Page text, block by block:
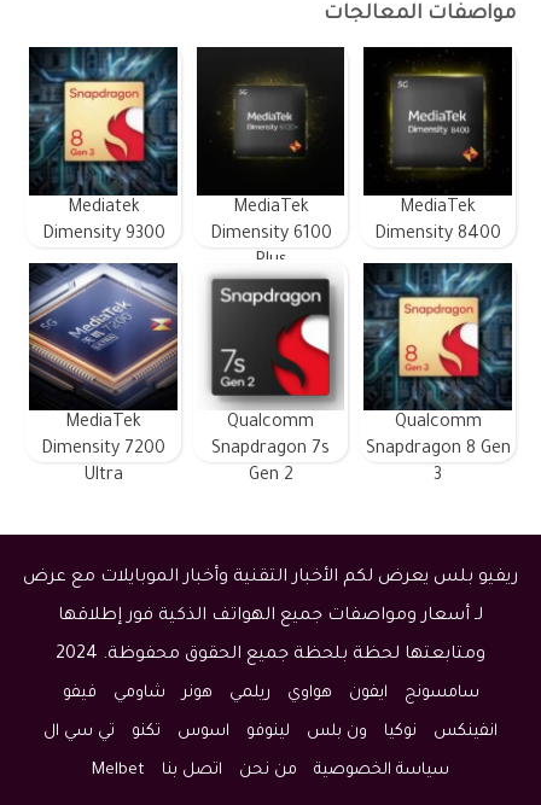
مواصفات المعالجات
MediaTek
Dimensity 8400
MediaTek
Dimensity 6100
Plus
Mediatek
Dimensity 9300
Qualcomm
Snapdragon 8 Gen
3
Qualcomm
Snapdragon 7s
Gen 2
MediaTek
Dimensity 7200
Ultra
ريفيو بلس يعرض لكم الأخبار التقنية وأخبار الموبايلات مع عرض
لـ أسعار ومواصفات جميع الهواتف الذكية فور إطلاقها
ومتابعتها لحظة بلحظة جميع الحقوق محفوظة. 2024
سامسونج ايفون هواوي ريلمي هونر شاومي فيفو
انفينكس نوكيا ون بلس لينوفو اسوس تكنو تي سي ال
سياسة الخصوصية من نحن اتصل بنا Melbet